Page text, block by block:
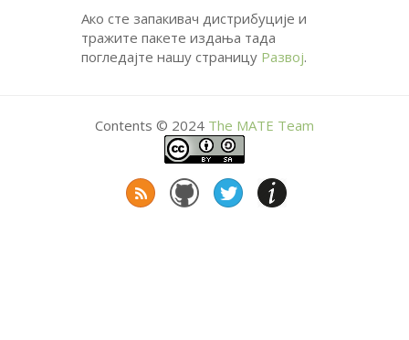
Ако сте запакивач дистрибуције и
тражите пакете издања тада
погледајте нашу страницу Развој.
Contents © 2024 The MATE Team